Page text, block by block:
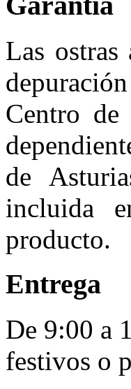
Las ostras
Centro de
de
incluida
producto.
Entrega
De 9:00 a
festivos o